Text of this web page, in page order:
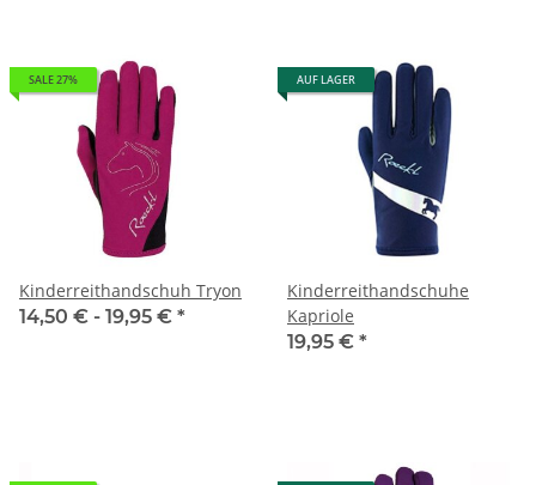
SALE 27%
Kinderreithandschuh Tryon
14,50 € - 19,95 € *
AUF LAGER
Kinderreithandschuhe
Kapriole
19,95 € *